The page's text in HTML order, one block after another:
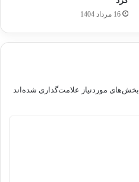
16 مرداد 1404
بخش‌های موردنیاز علامت‌گذاری شده‌اند